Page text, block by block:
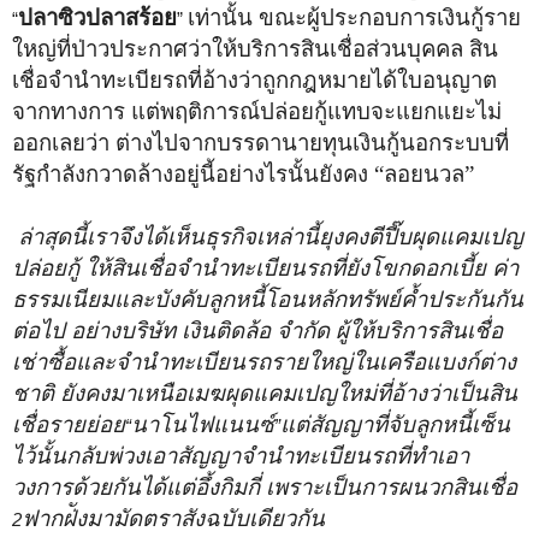
“ปลาซิวปลาสร้อย” เท่านั้น ขณะผู้ประกอบการเงินกู้ราย
ใหญ่ที่ป่าวประกาศว่าให้บริการสินเชื่อส่วนบุคคล สิน
เชื่อจำนำทะเบียรถที่อ้างว่าถูกกฎหมายได้ใบอนุญาต
จากทางการ แต่พฤติการณ์ปล่อยกู้แทบจะแยกแยะไม่
ออกเลยว่า ต่างไปจากบรรดานายทุนเงินกู้นอกระบบที่
รัฐกำลังกวาดล้างอยู่นี้อย่างไรนั้นยังคง “ลอยนวล”
ล่าสุดนี้เราจึงได้เห็นธุรกิจเหล่านี้ยุงคงตีปี๊บผุดแคมเปญ
ปล่อยกู้ ให้สินเชื่อจำนำทะเบียนรถที่ยังโขกดอกเบี้ย ค่า
ธรรมเนียมและบังคับลูกหนี้โอนหลักทรัพย์ค้ำประกันกัน
ต่อไป อย่างบริษัท เงินติดล้อ จำกัด ผู้ให้บริการสินเชื่อ
เช่าซื้อและจำนำทะเบียนรถรายใหญ่ในเครือแบงก์ต่าง
ชาติ ยังคงมาเหนือเมฆผุดแคมเปญใหม่ที่อ้างว่าเป็นสิน
เชื่อรายย่อย“นาโนไฟแนนซ์”แต่สัญญาที่จับลูกหนี้เซ็น
ไว้นั้นกลับพ่วงเอาสัญญาจำนำทะเบียนรถที่ทำเอา
วงการด้วยกันได้แต่อึ้งกิมกี่ เพราะเป็นการผนวกสินเชื่อ
2ฟากฝ่ังมามัดตราสังฉบับเดียวกัน